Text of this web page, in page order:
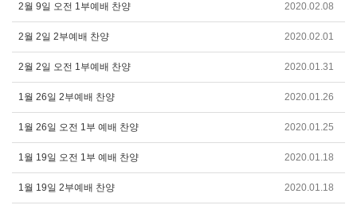
2월 9일 오전 1부예배 찬양 2020.02.08
2월 2일 2부예배 찬양 2020.02.01
2월 2일 오전 1부예배 찬양 2020.01.31
1월 26일 2부예배 찬양 2020.01.26
1월 26일 오전 1부 예배 찬양 2020.01.25
1월 19일 오전 1부 예배 찬양 2020.01.18
1월 19일 2부예배 찬양 2020.01.18